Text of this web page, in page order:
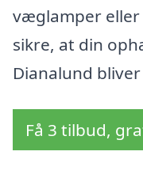
væglamper eller
sikre, at din
Dianalund bliver
Få 3 tilbud,